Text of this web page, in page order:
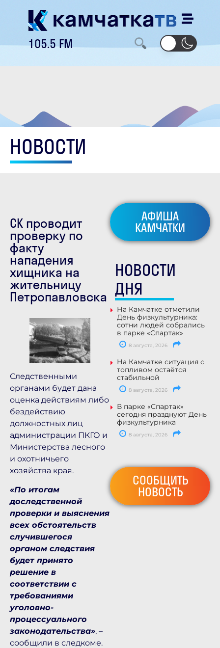
105.5 FM
НОВОСТИ
СК проводит
проверку по
факту
нападения
хищника на
жительницу
Петропавловска
Следственными
органами будет дана
оценка действиям либо
бездействию
должностных лиц
администрации ПКГО и
Министерства лесного
и охотничьего
хозяйства края.
«По итогам
доследственной
проверки и выяснения
всех обстоятельств
случившегося
органом следствия
будет принято
решение в
соответствии с
требованиями
уголовно-
процессуального
законодательства», –
сообщили в следкоме.
АФИША
КАМЧАТКИ
НОВОСТИ
ДНЯ
На Камчатке отметили
День физкультурника:
сотни людей собрались
в парке «Спартак»
8 августа, 2026
На Камчатке ситуация с
топливом остаётся
стабильной
8 августа, 2026
В парке «Спартак»
сегодня празднуют День
физкультурника
8 августа, 2026
СООБЩИТЬ
НОВОСТЬ